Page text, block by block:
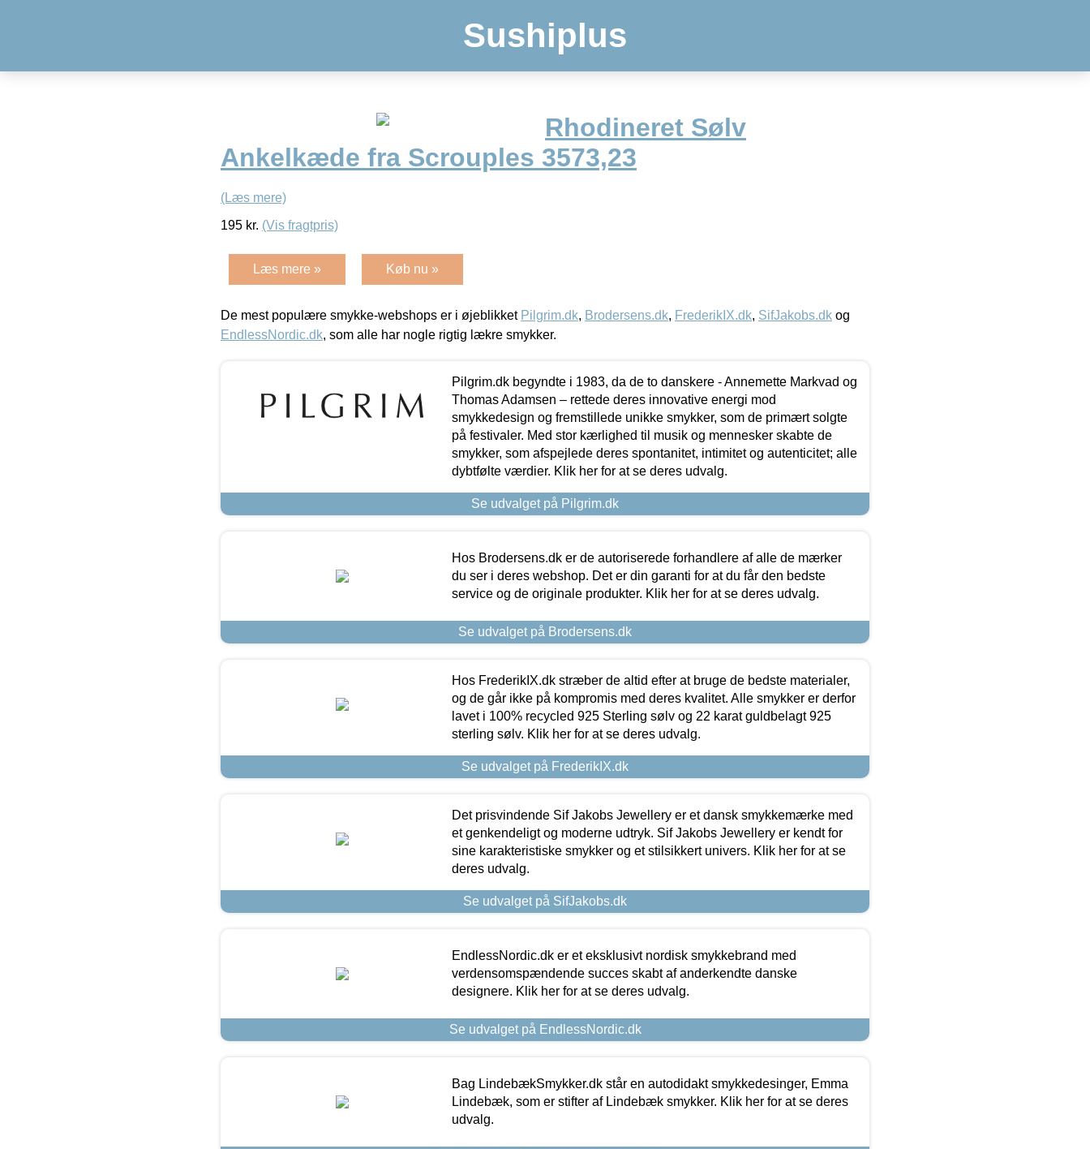
Sushiplus
Rhodineret Sølv
Ankelkæde fra Scrouples 3573,23
(Læs mere)
195 kr. (Vis fragtpris)
Læs mere » Køb nu »
De mest populære smykke-webshops er i øjeblikket Pilgrim.dk, Brodersens.dk, FrederikIX.dk, SifJakobs.dk og
EndlessNordic.dk, som alle har nogle rigtig lækre smykker.
Pilgrim.dk begyndte i 1983, da de to danskere - Annemette Markvad og
Thomas Adamsen – rettede deres innovative energi mod
smykkedesign og fremstillede unikke smykker, som de primært solgte
på festivaler. Med stor kærlighed til musik og mennesker skabte de
smykker, som afspejlede deres spontanitet, intimitet og autenticitet; alle
dybtfølte værdier. Klik her for at se deres udvalg.
Se udvalget på Pilgrim.dk
Hos Brodersens.dk er de autoriserede forhandlere af alle de mærker
du ser i deres webshop. Det er din garanti for at du får den bedste
service og de originale produkter. Klik her for at se deres udvalg.
Se udvalget på Brodersens.dk
Hos FrederikIX.dk stræber de altid efter at bruge de bedste materialer,
og de går ikke på kompromis med deres kvalitet. Alle smykker er derfor
lavet i 100% recycled 925 Sterling sølv og 22 karat guldbelagt 925
sterling sølv. Klik her for at se deres udvalg.
Se udvalget på FrederikIX.dk
Det prisvindende Sif Jakobs Jewellery er et dansk smykkemærke med
et genkendeligt og moderne udtryk. Sif Jakobs Jewellery er kendt for
sine karakteristiske smykker og et stilsikkert univers. Klik her for at se
deres udvalg.
Se udvalget på SifJakobs.dk
EndlessNordic.dk er et eksklusivt nordisk smykkebrand med
verdensomspændende succes skabt af anderkendte danske
designere. Klik her for at se deres udvalg.
Se udvalget på EndlessNordic.dk
Bag LindebækSmykker.dk står en autodidakt smykkedesinger, Emma
Lindebæk, som er stifter af Lindebæk smykker. Klik her for at se deres
udvalg.